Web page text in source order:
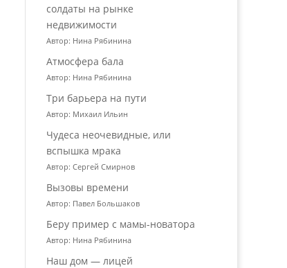
солдаты на рынке
недвижимости
Автор: Нина Рябинина
Атмосфера бала
Автор: Нина Рябинина
Три барьера на пути
Автор: Михаил Ильин
Чудеса неочевидные, или
вспышка мрака
Автор: Сергей Смирнов
Вызовы времени
Автор: Павел Большаков
Беру пример с мамы-новатора
Автор: Нина Рябинина
Наш дом — лицей